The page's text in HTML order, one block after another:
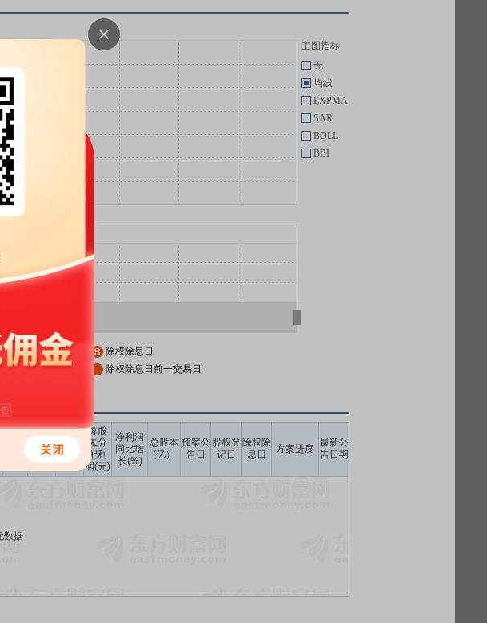
主图指标
无
均线
EXPMA
SAR
BOLL
BBI
除权除息日
交易日 除权除息日前一交易日
收益
每股
净资
产(元)
每股
公积
金(元)
每股
未分
配利
润(元)
净利润
同比增
长(%)
总股本
(亿）
预案公
告日
股权登
记日
除权除
息日
方案进度
最新公
告日期
数据